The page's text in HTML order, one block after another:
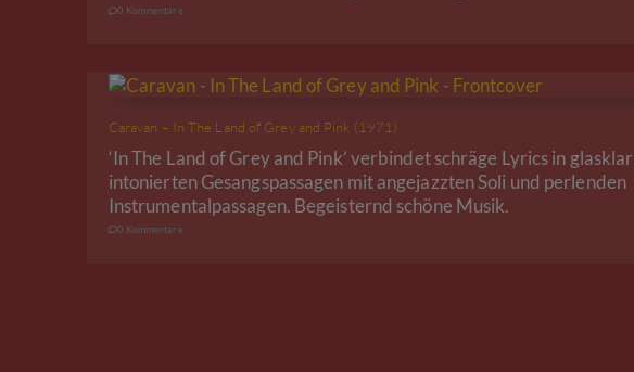
0 Kommentare
Caravan – In The Land of Grey and Pink (1971)
‘In The Land of Grey and Pink’ verbindet schräge Lyrics in glasklar
intonierten Gesangspassagen mit angejazzten Soli und perlenden
Instrumentalpassagen. Begeisternd schöne Musik.
0 Kommentare